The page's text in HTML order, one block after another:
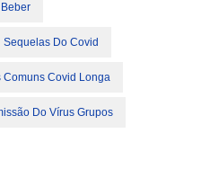
Sequelas Do Covid
Comuns Covid Longa
Do Vírus Grupos